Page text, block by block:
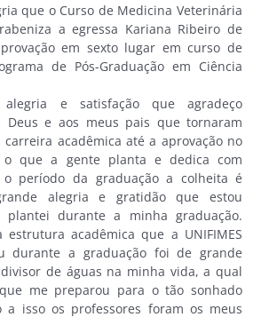
que o Curso de Medicina Veterinária
a egressa Kariana Ribeiro de
em sexto lugar em curso de
de Pós-Graduação em Ciência
e satisfação que agradeço
Deus e aos meus pais que tornaram
acadêmica até a aprovação no
o que a gente planta e dedica com
período da graduação a colheita é
alegria e gratidão que estou
durante a minha graduação.
estrutura acadêmica que a UNIFIMES
durante a graduação foi de grande
de águas na minha vida, a qual
me preparou para o tão sonhado
a isso os professores foram os meus